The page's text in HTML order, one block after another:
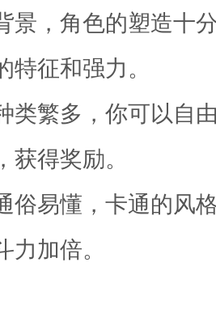
，角色的塑造十
征和强力。
类繁多，你可以自
得奖励。
俗易懂，卡通的风
加倍。